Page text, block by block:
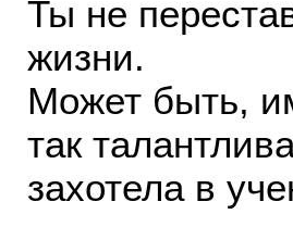
Ты не
жизни.
Может быть,
так
захотела в